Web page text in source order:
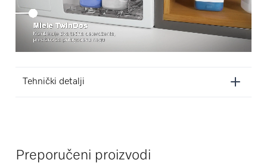
Tehnički detalji
Preporučeni proizvodi